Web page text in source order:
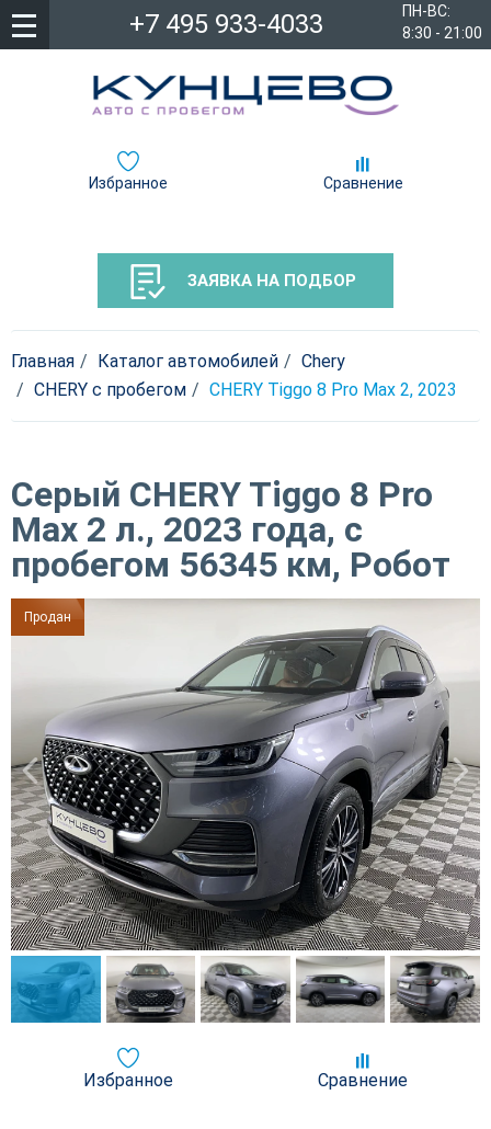
ПН-ВС:
8:30 - 21:00
+7 495 933-4033
Избранное Сравнение
ЗАЯВКА НА ПОДБОР
Главная Каталог автомобилей
Chery
CHERY с пробегом
CHERY Tiggo 8 Pro Max 2, 2023
Серый CHERY Tiggo 8 Pro
Max 2 л., 2023 года, с
пробегом 56345 км, Робот
Продан
Избранное Сравнение